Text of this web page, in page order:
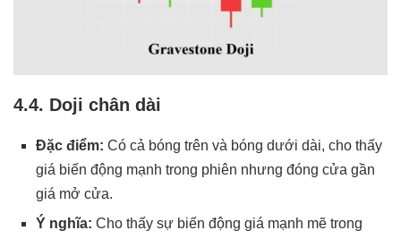
4.4. Doji chân dài
Đặc điểm: Có cả bóng trên và bóng dưới dài, cho thấy
giá biến động mạnh trong phiên nhưng đóng cửa gần
giá mở cửa.
Ý nghĩa: Cho thấy sự biến động giá mạnh mẽ trong